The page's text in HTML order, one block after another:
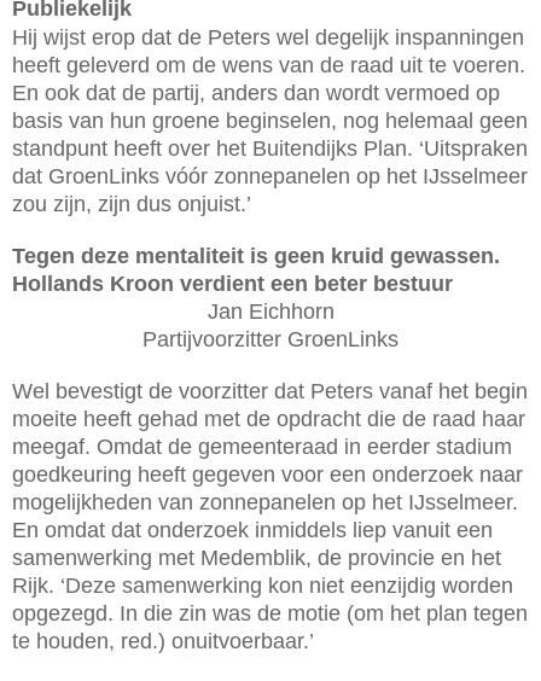
Publiekelijk
Hij wijst erop dat de Peters wel degelijk inspanningen
heeft geleverd om de wens van de raad uit te voeren.
En ook dat de partij, anders dan wordt vermoed op
basis van hun groene beginselen, nog helemaal geen
standpunt heeft over het Buitendijks Plan. ‘Uitspraken
dat GroenLinks vóór zonnepanelen op het IJsselmeer
zou zijn, zijn dus onjuist.’
Tegen deze mentaliteit is geen kruid gewassen.
Hollands Kroon verdient een beter bestuur
Jan Eichhorn
Partijvoorzitter GroenLinks
Wel bevestigt de voorzitter dat Peters vanaf het begin
moeite heeft gehad met de opdracht die de raad haar
meegaf. Omdat de gemeenteraad in eerder stadium
goedkeuring heeft gegeven voor een onderzoek naar
mogelijkheden van zonnepanelen op het IJsselmeer.
En omdat dat onderzoek inmiddels liep vanuit een
samenwerking met Medemblik, de provincie en het
Rijk. ‘Deze samenwerking kon niet eenzijdig worden
opgezegd. In die zin was de motie (om het plan tegen
te houden, red.) onuitvoerbaar.’